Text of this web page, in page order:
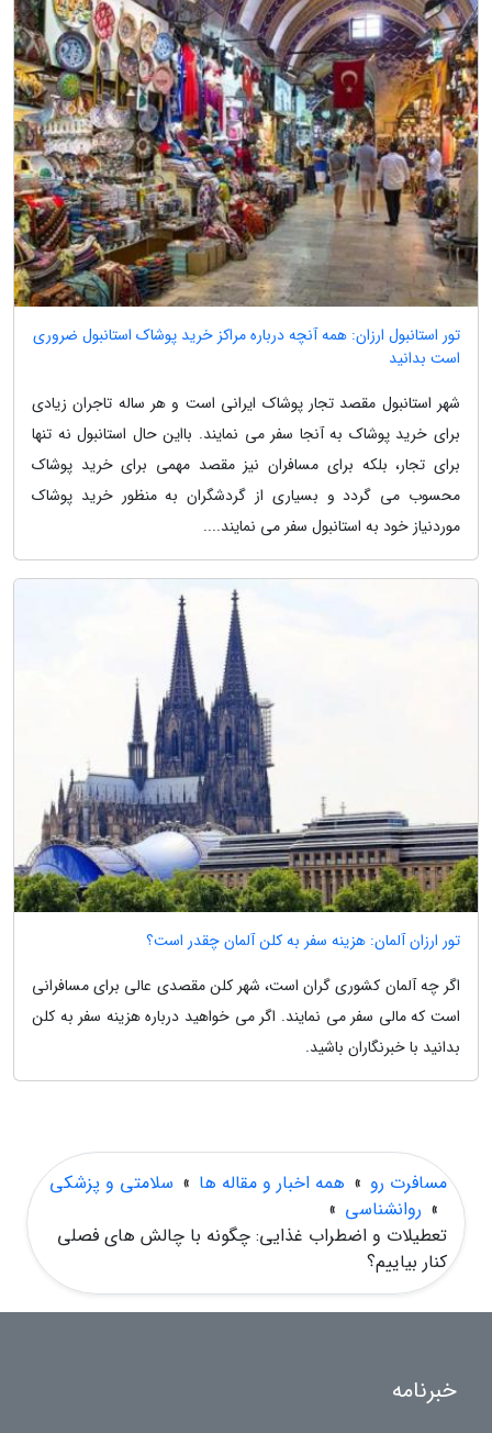
تور استانبول ارزان: همه آنچه درباره مراکز خرید پوشاک استانبول ضروری
است بدانید
شهر استانبول مقصد تجار پوشاک ایرانی است و هر ساله تاجران زیادی
برای خرید پوشاک به آنجا سفر می نمایند. بااین حال استانبول نه تنها
برای تجار، بلکه برای مسافران نیز مقصد مهمی برای خرید پوشاک
محسوب می گردد و بسیاری از گردشگران به منظور خرید پوشاک
موردنیاز خود به استانبول سفر می نمایند....
تور ارزان آلمان: هزینه سفر به کلن آلمان چقدر است؟
اگر چه آلمان کشوری گران است، شهر کلن مقصدی عالی برای مسافرانی
است که مالی سفر می نمایند. اگر می خواهید درباره هزینه سفر به کلن
بدانید با خبرنگاران باشید.
مسافرت رو » همه اخبار و مقاله ها » سلامتی و پزشکی
» روانشناسی »
تعطیلات و اضطراب غذایی: چگونه با چالش های فصلی
کنار بیاییم؟
خبرنامه